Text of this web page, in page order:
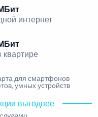
интернет
квартире
для смартфонов
умных устройств
выгоднее